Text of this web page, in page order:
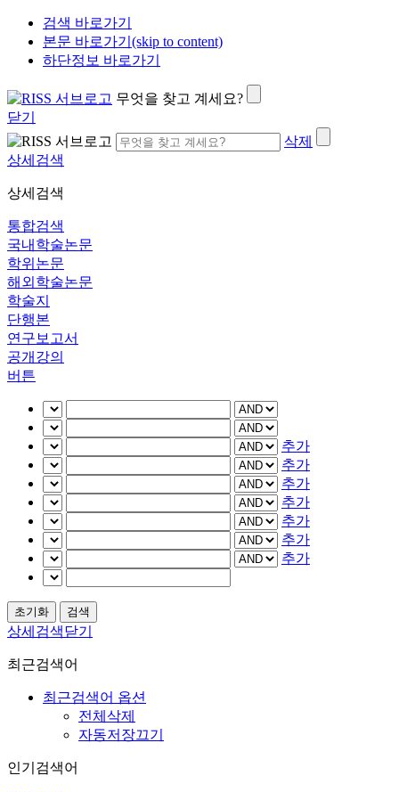
검색 바로가기
본문 바로가기(skip to content)
하단정보 바로가기
무엇을 찾고 계세요?
닫기
삭제
상세검색
상세검색
통합검색
국내학술논문
학위논문
해외학술논문
학술지
단행본
연구보고서
공개강의
버튼
추가
추가
추가
추가
추가
추가
추가
상세검색닫기
최근검색어
최근검색어 옵션
전체삭제
자동저장끄기
인기검색어